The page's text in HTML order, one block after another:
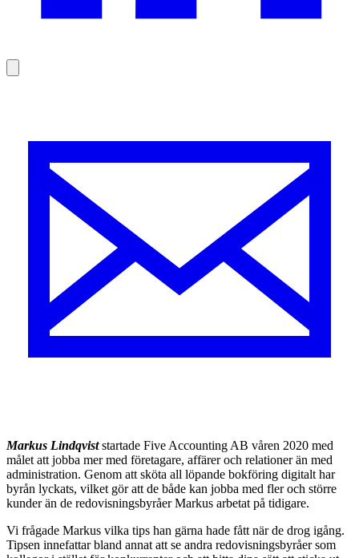
Markus Lindqviststartade Five Accounting AB våren 2020 med
målet att jobba mer med företagare, affärer och relationer än med
administration. Genom att sköta all löpande bokföring digitalt har
byrån lyckats, vilket gör att de både kan jobba med fler och större
kunder än de redovisningsbyråer Markus arbetat på tidigare.
Vi frågade Markus vilka tips han gärna hade fått när de drog igång.
Tipsen innefattar bland annat att se andra redovisningsbyråer som